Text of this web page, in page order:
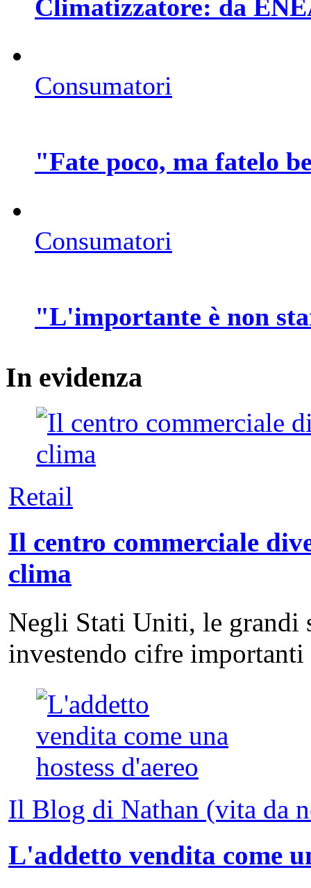
Climatizzatore: da
Consumatori
"Fate poco, ma fatelo
Consumatori
"L'importante è non
In evidenza
Retail
Il centro commerciale
clima
Negli Stati Uniti, le grandi
investendo cifre
Il Blog di Nathan (vita da
L'addetto vendita come